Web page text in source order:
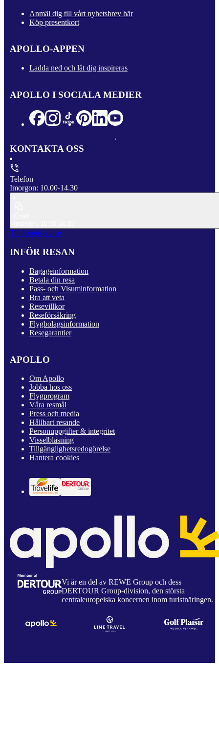
Anmäl dig till vårt nyhetsbrev här
Köp presentkort
APOLLO-APPEN
Ladda ned och låt dig inspireras
APOLLO I SOCIALA MEDIER
KONTAKTA OSS
Telefon
Imorgon: 10.00-14.30
Till Kundservice
INFÖR RESAN
Bagageinformation
Betala din resa
Pass- och Visuminformation
Bra att veta
Resevillkor
Reseförsäkring
Flygbolagsinformation
Resegarantier
APOLLO
Om Apollo
Jobba hos oss
Flygprogram
Våra resmål
Press och media
Hållbart resande
Personuppgifter & integritet
Visselblåsning
Tillgänglighetsredogörelse
Hantera cookies
Vi är en del av REWE Group och dess
DERTOUR Group-division, den största
centraleuropeiska koncernen inom turistnäringen.